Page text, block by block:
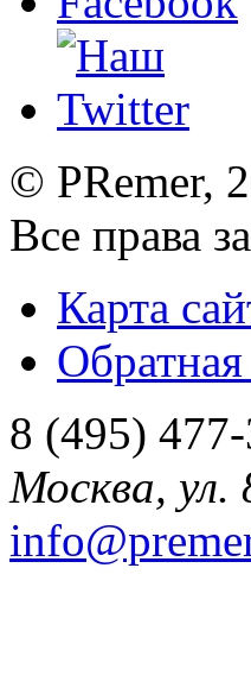
© PRemer,
Все права
Карта
Обратная
8 (495)
Москва, ул.